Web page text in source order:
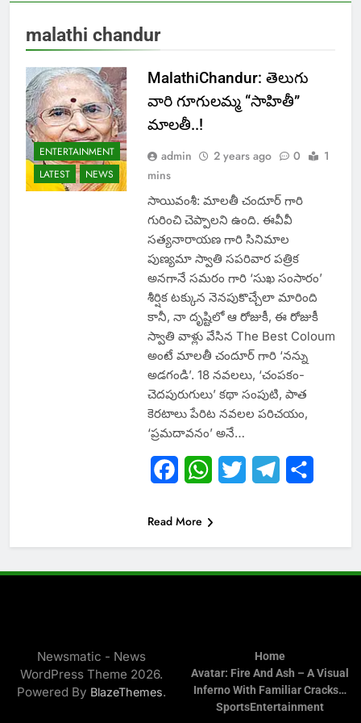
malathi chandur
ENTERTAINMENT
LATEST
NEWS
MalathiChandur: తెలుగు
వారి గూగులమ్మ “సాహితీ”
మాలతీ..!
admin 2 years ago 0
1
mins
సాయివంశీ: మాలతీ చందూర్ గారి
గురించి చెప్పాలని ఉంది. ఈవీవీ
సత్యనారాయణ గారి సినిమాల
పుణ్యమా స్వాతి సపరివార పత్రిక
అనగానే సమరం గారి ‘సుఖ సంసారం’
శీర్షిక టక్కున నెనపుకొచ్చేలా మారింది
కానీ, నా దృష్టిలో ఆ రోజుకీ, ఈ రోజుకీ
స్వాతి వాళ్లు వేసిన The Best Coloum
అంటే మాలతీ చందూర్ గారి ‘నన్ను
అడగండి’. 18 నవలలు, ‘చంపకం-
చెదపురుగులు’ కథా సంపుటి, పాత
కెరటాలు పేరిట నవలల పరిచయం,
‘ప్రమదావనం’ అనే…
FacebookWhatsApp
Twitter Telegram
Read More
Newsmatic - News
WordPress Theme 2026.
Powered By BlazeThemes.
Home
Avatar: Fire And Ash – A Visual
Inferno With Familiar Cracks…
SportsEntertainment